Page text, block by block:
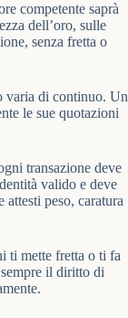
competente saprà
dell’oro, sulle
senza fretta o
varia di continuo. Un
le sue quotazioni
transazione deve
valido e deve
attesti peso, caratura
ti mette fretta o ti fa
il diritto di